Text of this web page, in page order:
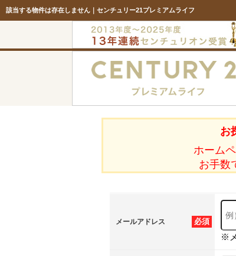
該当する物件は存在しません｜センチュリー21プレミアムライフ
お
ホーム
お手数
必須
メールアドレス
※